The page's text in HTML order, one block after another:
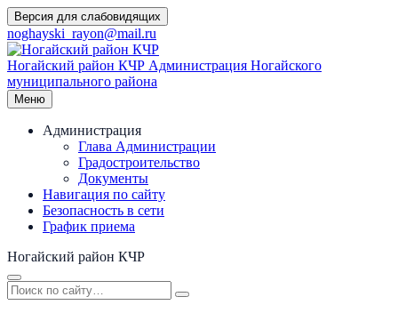
Перейти
к
содержимому
Версия для слабовидящих
noghayski_rayon@mail.ru
Ногайский район КЧР Администрация Ногайского
муниципального района
Меню
Администрация
Глава Администрации
Градостроительство
Документы
Навигация по сайту
Безопасность в сети
График приема
Ногайский район КЧР